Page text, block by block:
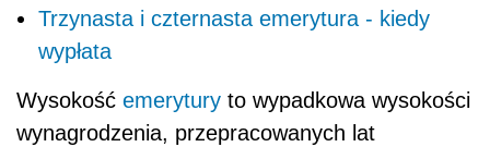
Trzynasta i czternasta emerytura - kiedy
wypłata
Wysokość emerytury to wypadkowa wysokości
wynagrodzenia, przepracowanych lat